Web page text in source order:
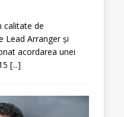
calitate de
Lead Arranger și
acordarea unei
[...]